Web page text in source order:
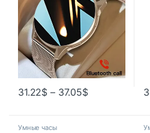
31.22$ – 37.05$
Умные часы